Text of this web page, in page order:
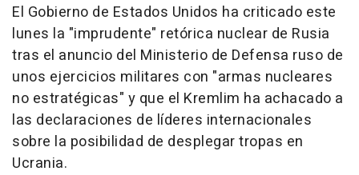
El Gobierno de Estados Unidos ha criticado este
lunes la "imprudente" retórica nuclear de Rusia
tras el anuncio del Ministerio de Defensa ruso de
unos ejercicios militares con "armas nucleares
no estratégicas" y que el Kremlim ha achacado a
las declaraciones de líderes internacionales
sobre la posibilidad de desplegar tropas en
Ucrania.